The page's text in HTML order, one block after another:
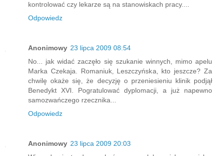
kontrolować czy lekarze są na stanowiskach pracy....
Odpowiedz
Anonimowy 23 lipca 2009 08:54
No... jak widać zaczęło się szukanie winnych, mimo apelu
Marka Czekaja. Romaniuk, Leszczyńska, kto jeszcze? Za
chwilę okaże się, że decyzję o przeniesieniu klinik podjął
Benedykt XVI. Pogratulować dyplomacji, a już napewno
samozwańczego rzecznika...
Odpowiedz
Anonimowy 23 lipca 2009 20:03